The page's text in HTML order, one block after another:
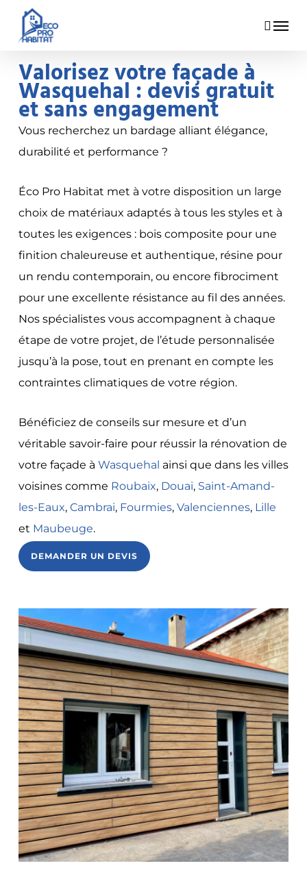
content
Menu
Valorisez votre façade à
Wasquehal : devis gratuit
et sans engagement
Vous recherchez un bardage alliant élégance,
durabilité et performance ?
Éco Pro Habitat met à votre disposition un large
choix de matériaux adaptés à tous les styles et à
toutes les exigences : bois composite pour une
finition chaleureuse et authentique, résine pour
un rendu contemporain, ou encore fibrociment
pour une excellente résistance au fil des années.
Nos spécialistes vous accompagnent à chaque
étape de votre projet, de l’étude personnalisée
jusqu’à la pose, tout en prenant en compte les
contraintes climatiques de votre région.
Bénéficiez de conseils sur mesure et d’un
véritable savoir-faire pour réussir la rénovation de
votre façade à Wasquehal ainsi que dans les villes
voisines comme Roubaix, Douai, Saint-Amand-
les-Eaux, Cambrai, Fourmies, Valenciennes, Lille
et Maubeuge.
DEMANDER UN DEVIS